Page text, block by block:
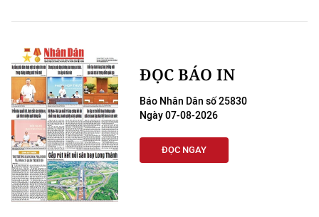
ĐỌC BÁO IN
Báo Nhân Dân số 25830
Ngày 07-08-2026
ĐỌC NGAY